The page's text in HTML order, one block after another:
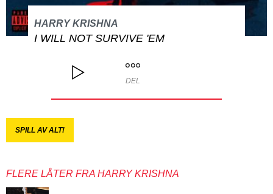
HARRY KRISHNA
I WILL NOT SURVIVE 'EM
DEL
SPILL AV ALT!
FLERE LÅTER FRA HARRY KRISHNA